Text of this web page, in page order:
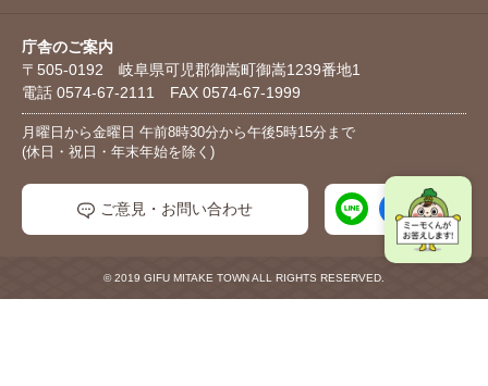
庁舎のご案内
〒505-0192 岐阜県可児郡御嵩町御嵩1239番地1
電話 0574-67-2111 FAX 0574-67-1999
月曜日から金曜日 午前8時30分から午後5時15分まで
(休日・祝日・年末年始を除く)
ご意見・お問い合わせ
© 2019 GIFU MITAKE TOWN ALL RIGHTS RESERVED.